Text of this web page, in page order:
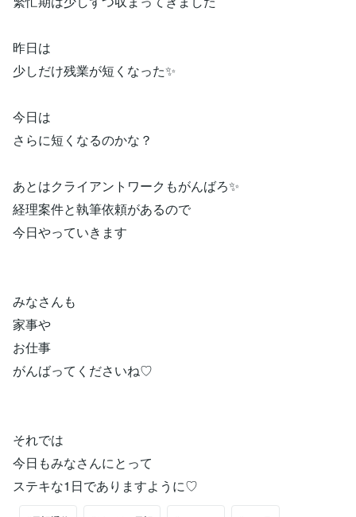
昨日は
少しだけ残業が短くなった✨
今日は
さらに短くなるのかな？
あとはクライアントワークもがんばろ✨
経理案件と執筆依頼があるので
今日やっていきます
みなさんも
家事や
お仕事
がんばってくださいね♡
それでは
今日もみなさんにとって
ステキな1日でありますように♡